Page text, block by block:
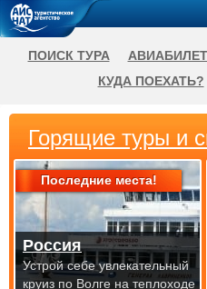
Горящие туры и
Последние места!
Россия
Устрой себе увлекательный
круиз по Волге на теплоходе
ПОИСК ТУРА
КУДА ПОЕХАТЬ?